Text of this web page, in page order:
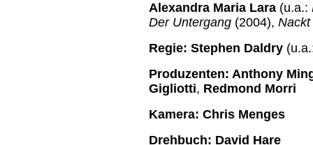
Alexandra Maria Lara (u.a.:
Der Untergang (2004), Nackt
Regie: Stephen Daldry
Produzenten: Anthony
Gigliotti, Redmond Morri
Kamera: Chris Menges
Drehbuch: David Hare